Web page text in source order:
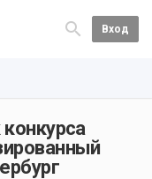
Вход